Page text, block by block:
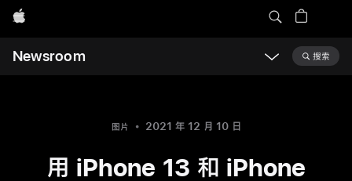
Apple
Newsroom 搜索
图片 2021 年 12 月 10 日
用 iPhone 13 和 iPhone